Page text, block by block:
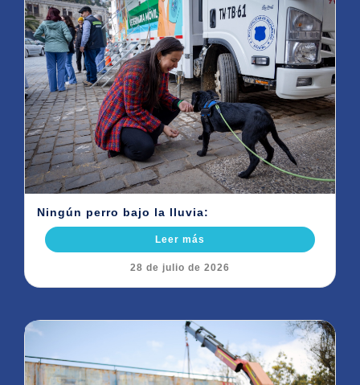
Ningún perro bajo la lluvia:
Leer más
28 de julio de 2026